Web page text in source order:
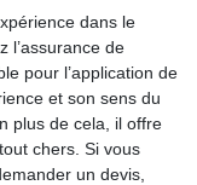
dans le
l’assurance de
pour l’application de
et son sens du
plus de cela, il offre
chers. Si vous
un devis,